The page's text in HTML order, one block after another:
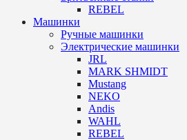
REBEL
Машинки
Ручные машинки
Электрические машинки
JRL
MARK SHMIDT
Mustang
NEKO
Andis
WAHL
REBEL